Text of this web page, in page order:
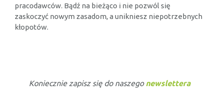
pracodawców. Bądź na bieżąco i nie pozwól się
zaskoczyć nowym zasadom, a unikniesz niepotrzebnych
kłopotów.
Koniecznie zapisz się do naszego newslettera